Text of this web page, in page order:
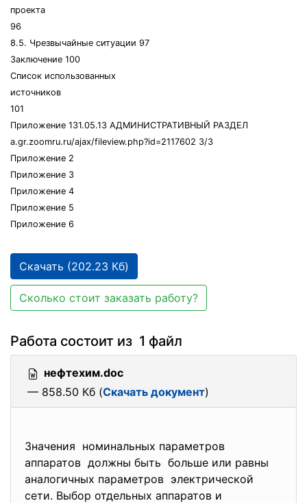
проекта
96
8.5. Чрезвычайные ситуации 97
Заключение 100
Список использованных
источников
101
Приложение 131.05.13 АДМИНИСТРАТИВНЫЙ РАЗДЕЛ
a.gr.zoomru.ru/ajax/fileview.php?id=2117602 3/3
Приложение 2
Приложение 3
Приложение 4
Приложение 5
Приложение 6
Скачать (202.23 Кб)
Сколько стоит заказать работу?
Работа состоит из 1 файл
нефтехим.doc
— 858.50 Кб (Скачать документ)
Значения номинальных параметров
аппаратов должны быть больше или равны
аналогичных параметров электрической
сети. Выбор отдельных аппаратов и